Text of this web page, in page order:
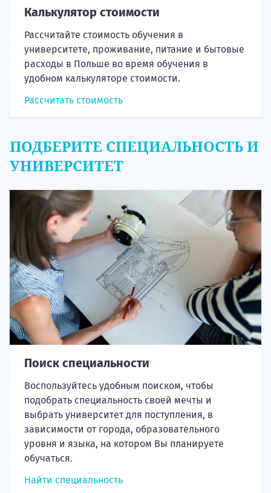
Калькулятор стоимости
Рассчитайте стоимость обучения в
университете, проживание, питание и бытовые
расходы в Польше во время обучения в
удобном калькуляторе стоимости.
Рассчитать стоимость
ПОДБЕРИТЕ СПЕЦИАЛЬНОСТЬ И
УНИВЕРСИТЕТ
Поиск специальности
Воспользуйтесь удобным поиском, чтобы
подобрать специальность своей мечты и
выбрать университет для поступления, в
зависимости от города, образовательного
уровня и языка, на котором Вы планируете
обучаться.
Найти специальность